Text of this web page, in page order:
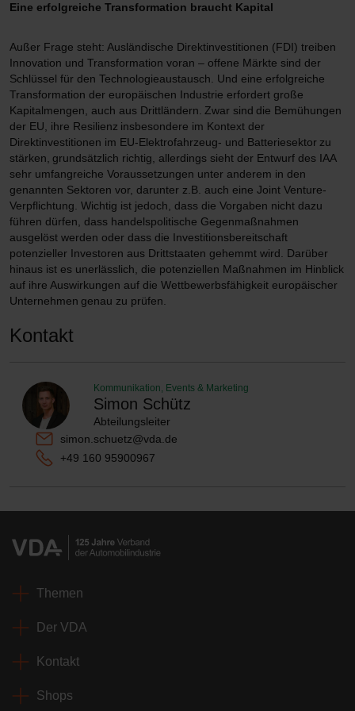
Eine erfolgreiche Transformation braucht Kapital
Außer Frage steht: Ausländische Direktinvestitionen (FDI) treiben
Innovation und Transformation voran – offene Märkte sind der
Schlüssel für den Technologieaustausch. Und eine erfolgreiche
Transformation der europäischen Industrie erfordert große
Kapitalmengen, auch aus Drittländern. Zwar sind die Bemühungen
der EU, ihre Resilienz insbesondere im Kontext der
Direktinvestitionen im EU-Elektrofahrzeug- und Batteriesektor zu
stärken, grundsätzlich richtig, allerdings sieht der Entwurf des IAA
sehr umfangreiche Voraussetzungen unter anderem in den
genannten Sektoren vor, darunter z.B. auch eine Joint Venture-
Verpflichtung. Wichtig ist jedoch, dass die Vorgaben nicht dazu
führen dürfen, dass handelspolitische Gegenmaßnahmen
ausgelöst werden oder dass die Investitionsbereitschaft
potenzieller Investoren aus Drittstaaten gehemmt wird. Darüber
hinaus ist es unerlässlich, die potenziellen Maßnahmen im Hinblick
auf ihre Auswirkungen auf die Wettbewerbsfähigkeit europäischer
Unternehmen genau zu prüfen.
Kontakt
Kommunikation, Events & Marketing
Simon Schütz
Abteilungsleiter
simon.schuetz@vda.de
+49 160 95900967
Themen
Der VDA
Kontakt
Shops